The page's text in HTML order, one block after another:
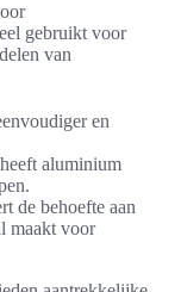
gebruikt voor
van
en
aluminium
de behoefte aan
maakt voor